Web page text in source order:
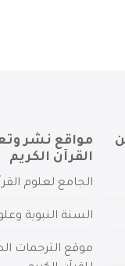
مواقع نشر
القرآن الكريم
الجامع لعلوم
السنة النبوية
موقع الترجمات